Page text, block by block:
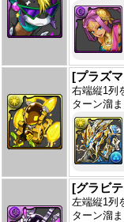
[プラズ
右端縦1列
ターン溜ま
[グラビ
左端縦1列
ターン溜ま